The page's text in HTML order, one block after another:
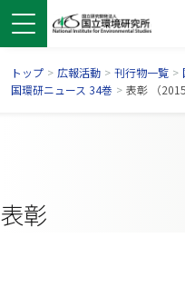
トップ > 広報活動 > 刊行物一覧 >
国環研ニュース 34巻 > 表彰 （
表彰